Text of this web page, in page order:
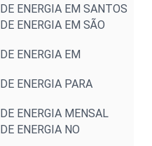
ENERGIA EM SANTOS
ENERGIA EM SÃO
ENERGIA EM
ENERGIA PARA
ENERGIA MENSAL
ENERGIA NO